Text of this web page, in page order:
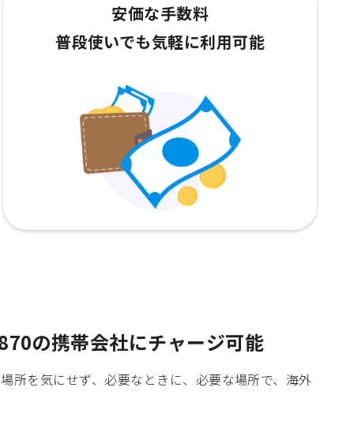
安価な手数料
普段使いでも気軽に利用可能
の携帯会社にチャージ可能
所を気にせず、必要なときに、必要な場所で、海外